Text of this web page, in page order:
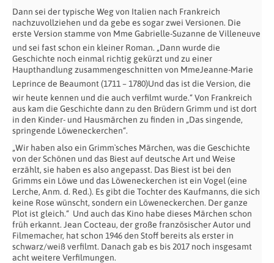
Dann sei der typische Weg von Italien nach Frankreich
nachzuvollziehen und da gebe es sogar zwei Versionen. Die
erste Version stamme von Mme Gabrielle-Suzanne de Villeneuve
und sei fast schon ein kleiner Roman. „Dann wurde die
Geschichte noch einmal richtig gekürzt und zu einer
Haupthandlung zusammengeschnitten von MmeJeanne-Marie
Leprince de Beaumont (1711 – 1780)Und das ist die Version, die
wir heute kennen und die auch verfilmt wurde.“ Von Frankreich
aus kam die Geschichte dann zu den Brüdern Grimm und ist dort
in den Kinder- und Hausmärchen zu finden in „Das singende,
springende Löweneckerchen“.
„Wir haben also ein Grimm`sches Märchen, was die Geschichte
von der Schönen und das Biest auf deutsche Art und Weise
erzählt, sie haben es also angepasst. Das Biest ist bei den
Grimms ein Löwe und das Löweneckerchen ist ein Vogel (eine
Lerche, Anm. d. Red.). Es gibt die Tochter des Kaufmanns, die sich
keine Rose wünscht, sondern ein Löweneckerchen. Der ganze
Plot ist gleich.“ Und auch das Kino habe dieses Märchen schon
früh erkannt. Jean Cocteau, der große französischer Autor und
Filmemacher, hat schon 1946 den Stoff bereits als erster in
schwarz/weiß verfilmt. Danach gab es bis 2017 noch insgesamt
acht weitere Verfilmungen.